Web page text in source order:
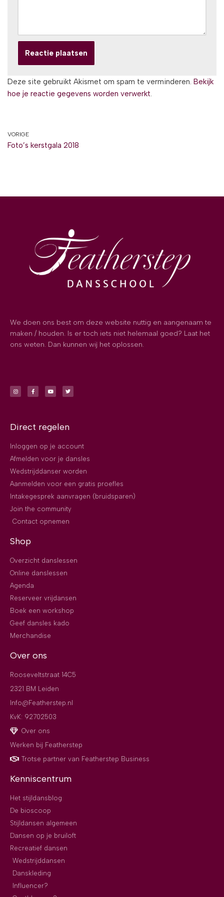
Deze site gebruikt Akismet om spam te verminderen. Bekijk
hoe je reactie gegevens worden verwerkt.
VORIGE
Foto’s kerstgala 2018
We doen ons best om deze website nuttig en aangenaam te
maken / houden. Is er toch iets niet helemaal goed? Laat het
ons weten. Dan kunnen wij het oplossen.
Direct regelen
Inloggen op je account
Afmelden voor je dansles
Wedstrijddanser worden
Aanmelden voor een gratis proefles
Intakegesprek aanvragen (bruidsparen)
Join the community
Contact opnemen
Shop
Overzicht danslessen
Online danslessen
Agenda
Reserveer vrijdansen
Boek een workshop
Geef dansles kado
Merchandise
Over ons
Rooseveltstraat 14C5
2321 BM Leiden
Info@Featherstep.nl
KvK: 92702503
Over ons
Werken bij Featherstep
Trotse partner van Featherstep Business
Kenniscentrum
Het stijldansblog
De bioscoop
Stijldansen algemeen
Dansen op je bruiloft
Recreatief dansen
Wedstrijddansen
Danskleding
Influencer?